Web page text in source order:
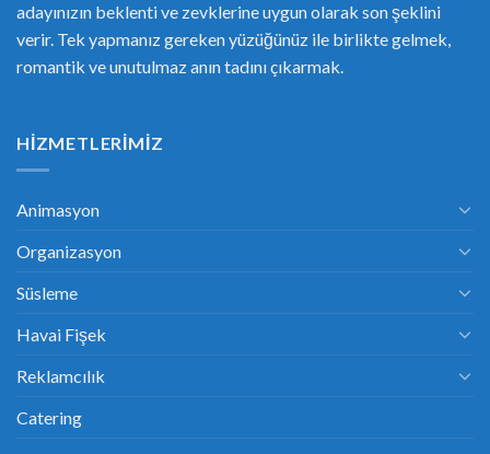
adayınızın beklenti ve zevklerine uygun olarak son şeklini
verir. Tek yapmanız gereken yüzüğünüz ile birlikte gelmek,
romantik ve unutulmaz anın tadını çıkarmak.
HIZMETLERIMIZ
Animasyon
Organizasyon
Süsleme
Havai Fişek
Reklamcılık
Catering